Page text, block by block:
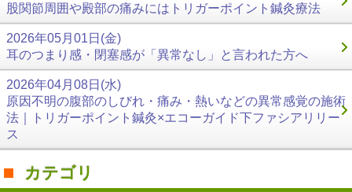
股関節周囲や殿部の痛みにはトリガーポイント鍼灸療法
2026年05月01日(金)
耳のつまり感・閉塞感が「異常なし」と言われた方へ
2026年04月08日(水)
原因不明の腹部のしびれ・痛み・熱いなどの異常感覚の施術
法｜トリガーポイント鍼灸×エコーガイド下ファシアリリー
ス
カテゴリ